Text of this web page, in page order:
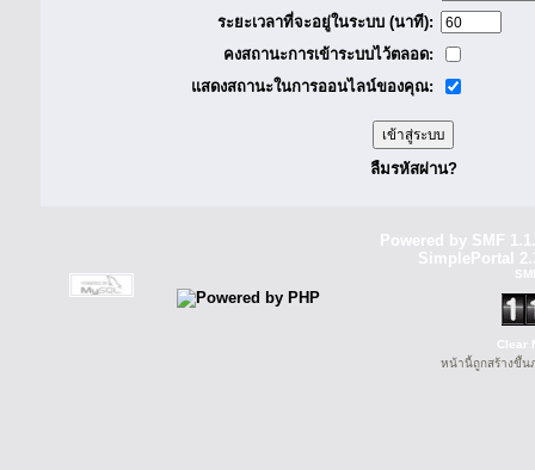
ระยะเวลาที่จะอยู่ในระบบ (นาที):
คงสถานะการเข้าระบบไว้ตลอด:
แสดงสถานะในการออนไลน์ของคุณ:
ลืมรหัสผ่าน?
Powered by SMF
SimplePortal
Clear
หน้านี้ถูกสร้างขึ้น